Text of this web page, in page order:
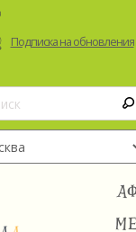
Подписка на обновления